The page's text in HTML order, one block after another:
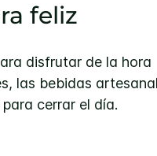
feliz
disfrutar de la hora
las bebidas
cerrar el día.